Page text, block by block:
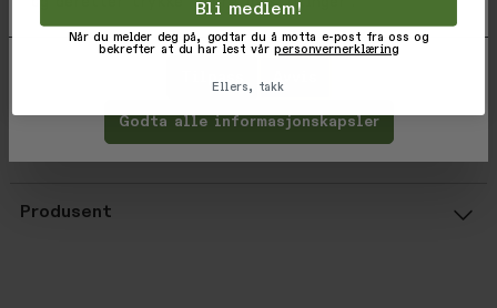
Produsent
Godta alle informasjonskapsler
Bli medlem!
Når du melder deg på, godtar du å motta e-post fra oss og
bekrefter at du har lest vårpersonvernerklæring
Ellers, takk